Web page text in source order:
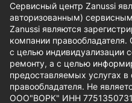
Сервисный центр Zanussi
авторизованным)
Zanussi являются
компании правообладателя.
с целью индивидуализации
ремонту, а с целью
предоставляемых услугах в
правообладателя. Не
ООО"ВОРК" ИНН